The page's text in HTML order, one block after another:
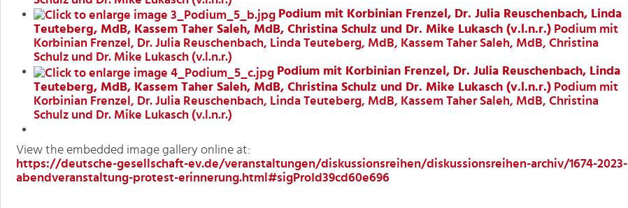
Podium mit Korbinian Frenzel, Dr. Julia Reuschenbach, Linda
Teuteberg, MdB, Kassem Taher Saleh, MdB, Christina Schulz und Dr. Mike Lukasch (v.l.n.r.) Podium mit
Korbinian Frenzel, Dr. Julia Reuschenbach, Linda Teuteberg, MdB, Kassem Taher Saleh, MdB, Christina
Schulz und Dr. Mike Lukasch (v.l.n.r.)
Podium mit Korbinian Frenzel, Dr. Julia Reuschenbach, Linda
Teuteberg, MdB, Kassem Taher Saleh, MdB, Christina Schulz und Dr. Mike Lukasch (v.l.n.r.) Podium mit
Korbinian Frenzel, Dr. Julia Reuschenbach, Linda Teuteberg, MdB, Kassem Taher Saleh, MdB, Christina
Schulz und Dr. Mike Lukasch (v.l.n.r.)
View the embedded image gallery online at:
https://deutsche-gesellschaft-ev.de/veranstaltungen/diskussionsreihen/diskussionsreihen-archiv/1674-2023-
abendveranstaltung-protest-erinnerung.html#sigProId39cd60e696